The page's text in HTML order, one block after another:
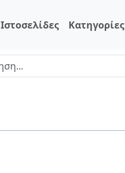
Ιστοσελίδες Κατηγορίες